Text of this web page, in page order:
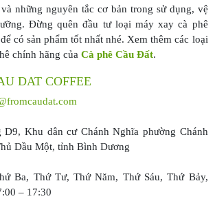
những nguyên tắc cơ bản trong sử dụng, vệ
Đừng quên đầu tư loại máy xay cà phê
có sản phẩm tốt nhất nhé. Xem thêm các loại
chính hãng của Cà phê Cầu Đất.
DAT COFFEE
D9, Khu dân cư Chánh Nghĩa phường Chánh
Dầu Một, tỉnh Bình Dương
Ba, Thứ Tư, Thứ Năm, Thứ Sáu, Thứ Bảy,
– 17:30